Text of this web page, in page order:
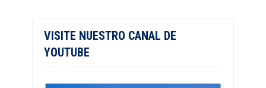
VISITE NUESTRO CANAL DE
YOUTUBE